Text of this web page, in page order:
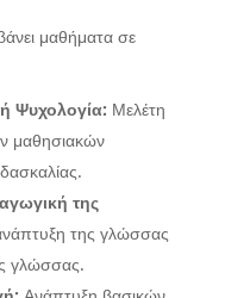
μαθήματα σε
Ψυχολογία: Μελέτη
μαθησιακών
της
της γλώσσας
γλώσσας.